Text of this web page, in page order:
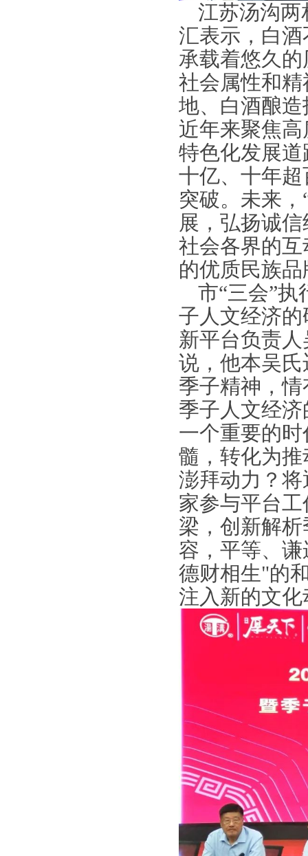
江苏汤沟两
汇表示，白
承载着悠久
社会属性和精
地、白酒酿
近年来聚焦
特色化发展
十亿、十年
突破。未来
展，弘扬诚
社会各界的
的优质民族
市“三会”
子人文经济
新平台负责
说，他本吴
季子精神，
季子人文经
一个重要的
髓，转化为
澎拜动力？
家参与平台
梁，创新解
容，平等、
德财相生"的
注入新的文化